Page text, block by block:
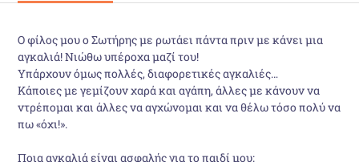
Ο φίλος μου ο Σωτήρης με ρωτάει πάντα πριν με κάνει μια
αγκαλιά! Νιώθω υπέροχα μαζί του!
Υπάρχουν όμως πολλές, διαφορετικές αγκαλιές…
Κάποιες με γεμίζουν χαρά και αγάπη, άλλες με κάνουν να
ντρέπομαι και άλλες να αγχώνομαι και να θέλω τόσο πολύ να
πω «όχι!».
Ποια αγκαλιά είναι ασφαλής για το παιδί μου;